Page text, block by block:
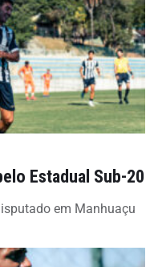
Estadual Sub-20
em Manhuaçu